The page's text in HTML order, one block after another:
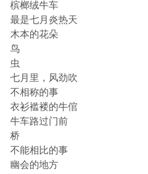
槟榔绒牛车
最是七月炎热天
木本的花朵
鸟
虫
七月里，风劲吹
不相称的事
衣衫褴褛的牛倌
牛车路过门前
桥
不能相比的事
幽会的地方